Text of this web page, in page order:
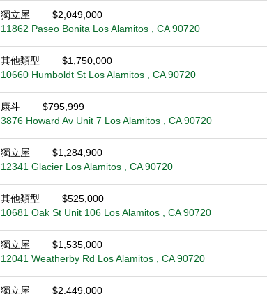
獨立屋
$2,049,000
11862 Paseo Bonita Los Alamitos , CA 90720
其他類型
$1,750,000
10660 Humboldt St Los Alamitos , CA 90720
康斗
$795,999
3876 Howard Av Unit 7 Los Alamitos , CA 90720
獨立屋
$1,284,900
12341 Glacier Los Alamitos , CA 90720
其他類型
$525,000
10681 Oak St Unit 106 Los Alamitos , CA 90720
獨立屋
$1,535,000
12041 Weatherby Rd Los Alamitos , CA 90720
獨立屋
$2,449,000